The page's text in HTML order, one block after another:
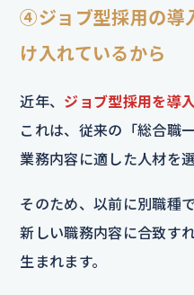
④ジョブ型採用の導
け入れているから
近年、 ジョブ型採用を導
これは、従来の「総合職
業務内容に適した人材を
そのため、以前に別職種
新しい職務内容に合致す
生まれます。